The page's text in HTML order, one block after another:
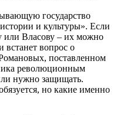
государство
и культуры». Если
или Власову – их можно
встанет вопрос о
поставленном
революционным
нужно защищать.
но какие именно